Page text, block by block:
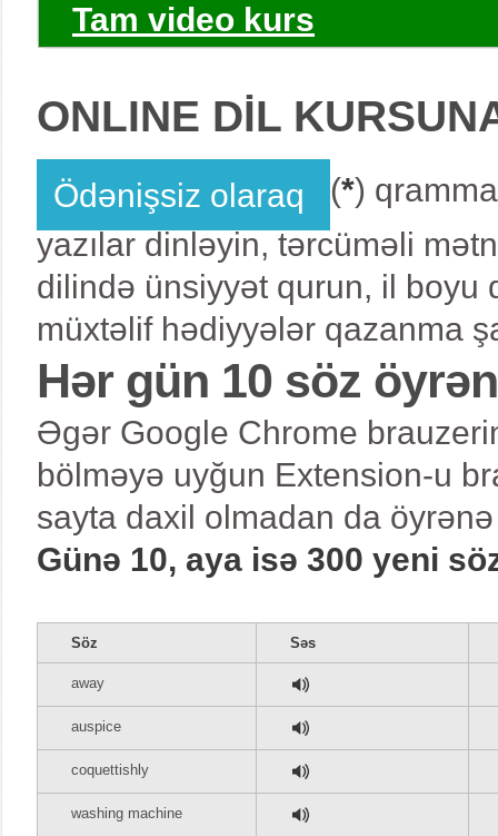
Tam video kurs
ONLINE DİL
Ödənişsiz olaraq (*)
yazılar dinləyin, tərcüməli
dilində ünsiyyət qurun, il boyu
müxtəlif hədiyyələr qazanma
Hər gün 10 söz
Əgər Google Chrome
bölməyə uyğun Extension-u
sayta daxil olmadan da
Günə 10, aya isə 300 yeni
Söz Səs
away
auspice
coquettishly
washing machine